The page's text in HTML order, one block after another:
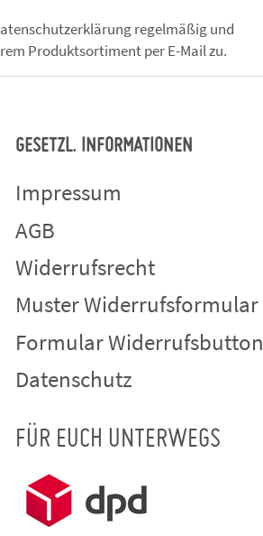
regelmäßig und
Produktsortiment per E-Mail zu.
GESETZL. INFORMATIONEN
Impressum
AGB
Widerrufsrecht
Muster Widerrufsformular
Formular Widerrufsbutton
Datenschutz
FÜR EUCH UNTERWEGS